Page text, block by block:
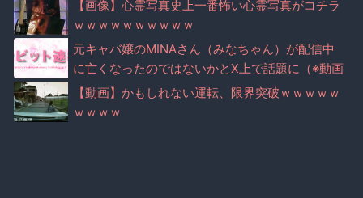
【画像】心霊写真史上一番怖い心霊写真がコチラ
ｗｗｗｗｗｗｗｗｗｗ
元キャバ嬢のMINAさん（みなちゃん）が配信中
に亡くなったのではないかとX上で話題に（※動画
あり）
【動画】かもしれない運転、限界突破ｗｗｗｗｗ
ｗｗｗｗ